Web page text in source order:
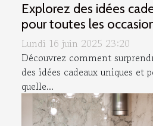
Explorez des idées
pour toutes les
Lundi 16 juin 2025 23:20
Découvrez comment
des idées cadeaux uniques et
quelle...